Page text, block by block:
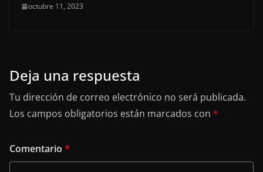
octubre 11, 2023
Deja una respuesta
Tu dirección de correo electrónico no será publicada.
Los campos obligatorios están marcados con *
Comentario *